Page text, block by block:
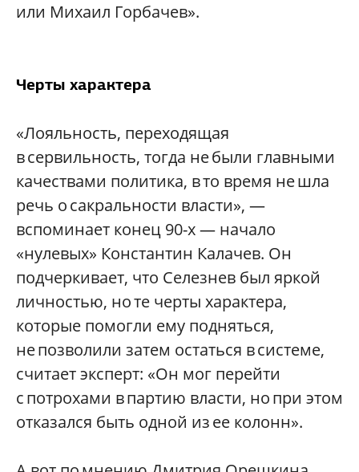
или Михаил Горбачев».
Черты характера
«Лояльность, переходящая
в сервильность, тогда не были главными
качествами политика, в то время не шла
речь о сакральности власти», —
вспоминает конец 90-х — начало
«нулевых» Константин Калачев. Он
подчеркивает, что Селезнев был яркой
личностью, но те черты характера,
которые помогли ему подняться,
не позволили затем остаться в системе,
считает эксперт: «Он мог перейти
с потрохами в партию власти, но при этом
отказался быть одной из ее колонн».